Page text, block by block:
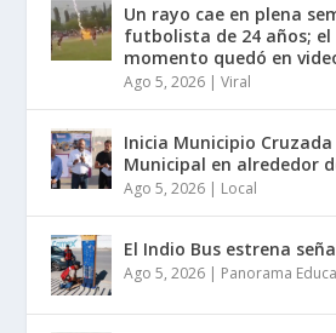
Un rayo cae en plena
futbolista de 24 años;
momento quedó en
Ago 5, 2026 |Viral
Inicia Municipio
Municipal en alrededor
Ago 5, 2026 | Local
El Indio Bus estrena
Ago 5, 2026 | Panorama